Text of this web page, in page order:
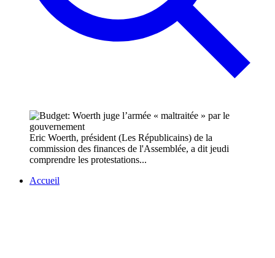
Eric Woerth, président (Les Républicains) de la
commission des finances de l'Assemblée, a dit jeudi
comprendre les protestations...
Accueil